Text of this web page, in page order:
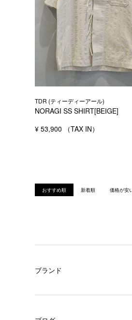
TDR (ティーディーアール)
NORAGI SS SHIRT[BEIGE]
¥ 53,900
おすすめ順 新着順 価格が安
ブランド